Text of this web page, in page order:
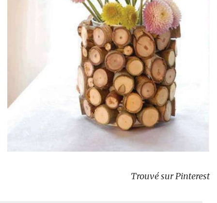
Trouvé sur Pinterest